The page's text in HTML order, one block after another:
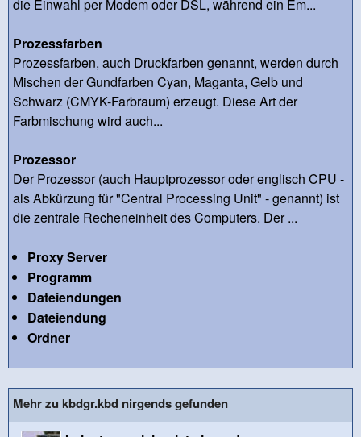
die Einwahl per Modem oder DSL, während ein Em...
Prozessfarben
Prozessfarben, auch Druckfarben genannt, werden durch
Mischen der Gundfarben Cyan, Maganta, Gelb und
Schwarz (CMYK-Farbraum) erzeugt. Diese Art der
Farbmischung wird auch...
Prozessor
Der Prozessor (auch Hauptprozessor oder englisch CPU -
als Abkürzung für "Central Processing Unit" - genannt) ist
die zentrale Recheneinheit des Computers. Der ...
Proxy Server
Programm
Dateiendungen
Dateiendung
Ordner
Mehr zu kbdgr.kbd nirgends gefunden